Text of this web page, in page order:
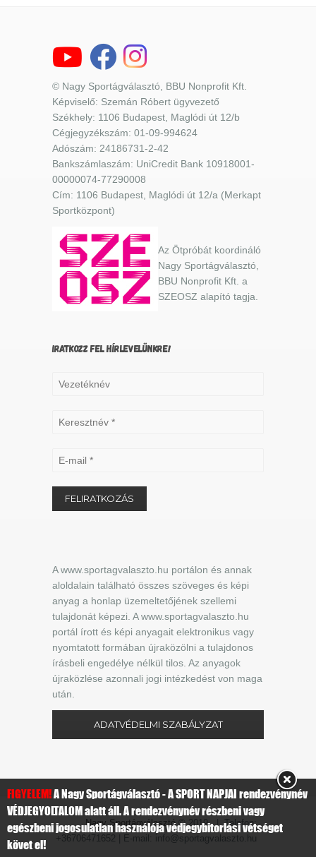
© Nagy Sportágválasztó, BBU Nonprofit Kft.
Képviselő: Szemán Róbert ügyvezető
Székhely: 1106 Budapest, Maglódi út 12/b
Cégjegyzékszám: 01-09-994624
Adószám: 24186731-2-42
Bankszámlaszám: UniCredit Bank 10918001-
00000074-77290008
Cím: 1106 Budapest, Maglódi út 12/a (Merkapt
Sportközpont)
Az Ötpróbát koordináló
Nagy Sportágválasztó,
BBU Nonprofit Kft. a
SZEOSZ alapító tagja.
IRATKOZZ FEL HÍRLEVELÜNKRE!
A www.sportagvalaszto.hu portálon és annak
aloldalain található összes szöveges és képi
anyag a honlap üzemeltetőjének szellemi
tulajdonát képezi. A www.sportagvalaszto.hu
portál írott és képi anyagait elektronikus vagy
nyomtatott formában újraközölni a tulajdonos
írásbeli engedélye nélkül tilos. Az anyagok
újraközlése azonnali jogi intézkedést von maga
után.
ADATVÉDELMI SZABÁLYZAT
Nagy Sportágválasztó© 2019 | Telefon:
+36706471652 | E-mail: info@sportagvalaszto.hu
FIGYELEM!A Nagy Sportágválasztó - A SPORT NAPJAI rendezvénynév
VÉDJEGYOLTALOM alatt áll. A rendezvénynév részbeni vagy
egészbeni jogosulatlan használója védjegybitorlási vétséget
követ el!